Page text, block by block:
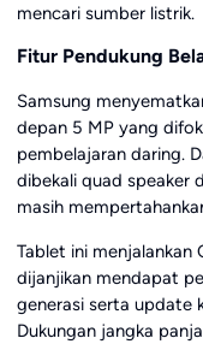
mencari sumber listrik.
Fitur Pendukung
Samsung
depan 5 MP yang
pembelajaran daring.
dibekali quad speaker
masih
Tablet ini menjalankan
dijanjikan mendapat
generasi serta update
Dukungan jangka